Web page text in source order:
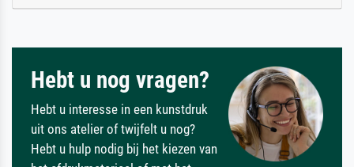
Hebt u nog vragen?
Hebt u interesse in een kunstdruk
uit ons atelier of twijfelt u nog?
Hebt u hulp nodig bij het kiezen van